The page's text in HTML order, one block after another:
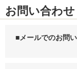
お問い合わせ
■メールでのお問